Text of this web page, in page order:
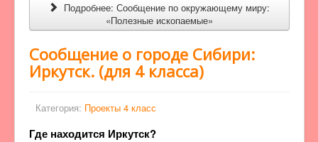
Подробнее: Сообщение по окружающему миру:
«Полезные ископаемые»
Сообщение о городе Сибири:
Иркутск. (для 4 класса)
Категория: Проекты 4 класс
Где находится Иркутск?